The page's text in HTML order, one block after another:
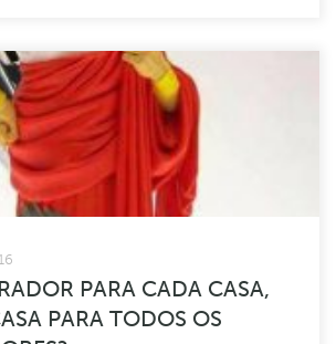
PARA CADA CASA,
PARA TODOS OS